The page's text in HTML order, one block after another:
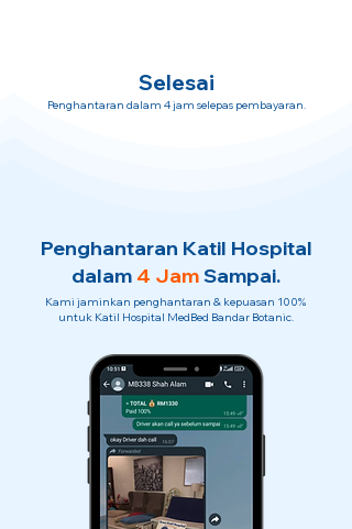
Selesai
Penghantaran dalam 4 jam selepas pembayaran.
Penghantaran Katil Hospital
dalam 4 JamSampai.
Kami jaminkan penghantaran & kepuasan 100%
untuk Katil Hospital MedBed Bandar Botanic.